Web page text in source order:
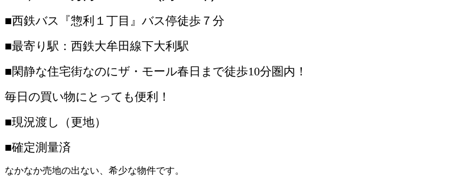
■西鉄バス『惣利１丁目』バス停徒歩７分
■最寄り駅：西鉄大牟田線下大利駅
■閑静な住宅街なのにザ・モール春日まで徒歩10分圏内！
毎日の買い物にとっても便利！
■現況渡し（更地）
■確定測量済
なかなか売地の出ない、希少な物件です。